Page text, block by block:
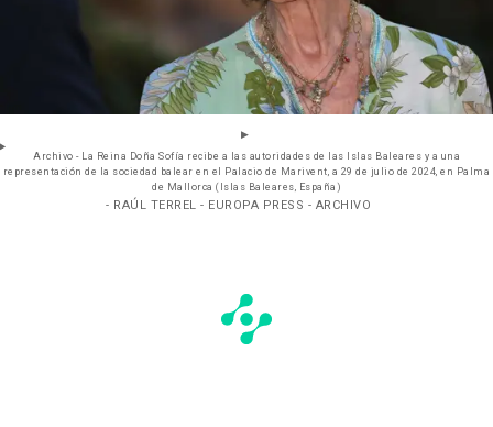
Archivo - La Reina Doña Sofía recibe a las autoridades de las Islas Baleares y a una
representación de la sociedad balear en el Palacio de Marivent, a 29 de julio de 2024, en Palma
de Mallorca (Islas Baleares, España)
- RAÚL TERREL - EUROPA PRESS - ARCHIVO